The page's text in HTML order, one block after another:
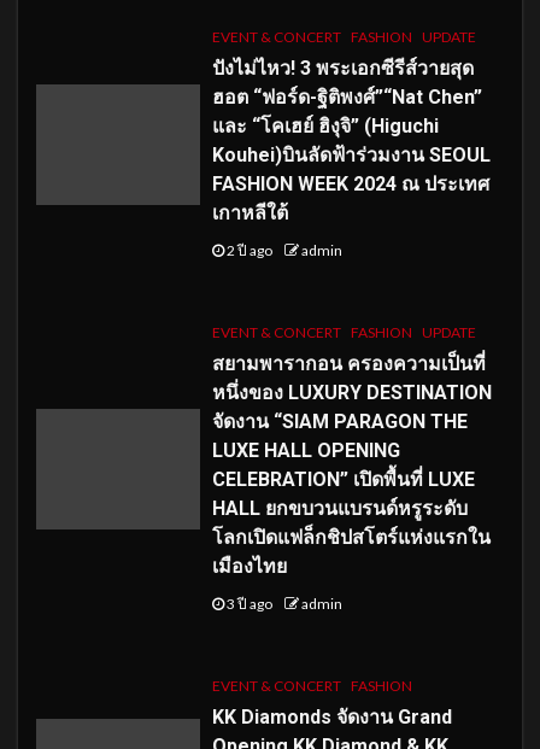
EVENT & CONCERT FASHION UPDATE
ปังไม่ไหว! 3 พระเอกซีรีส์วายสุด
ฮอต “ฟอร์ด-ฐิติพงศ์”“Nat Chen”
และ “โคเฮย์ ฮิงุจิ” (Higuchi
Kouhei)บินลัดฟ้าร่วมงาน SEOUL
FASHION WEEK 2024 ณ ประเทศ
เกาหลีใต้
2 ปี ago admin
EVENT & CONCERT FASHION UPDATE
สยามพารากอน ครองความเป็นที่
หนึ่งของ LUXURY DESTINATION
จัดงาน “SIAM PARAGON THE
LUXE HALL OPENING
CELEBRATION” เปิดพื้นที่ LUXE
HALL ยกขบวนแบรนด์หรูระดับ
โลกเปิดแฟล็กชิปสโตร์แห่งแรกใน
เมืองไทย
3 ปี ago admin
EVENT & CONCERT FASHION
KK Diamonds จัดงาน Grand